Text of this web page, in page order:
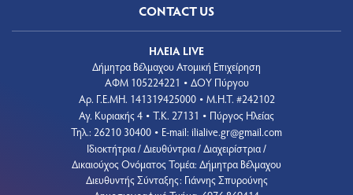
CONTACT US
ΗΛΕΙΑ LIVE
Δήμητρα Βέλμαχου Ατομική Επιχείρηση
ΑΦΜ 105224221 • ΔΟΥ Πύργου
Aρ. Γ.Ε.ΜΗ. 141319425000 • Μ.Η.Τ. #242102
Αγ. Κυριακής 4 • Τ.Κ. 27131 • Πύργος Ηλείας
Τηλ.: 26210 30400 • E-mail: ilialive.gr@gmail.com
Ιδιοκτήτρια / Διευθύντρια / Διαχειρίστρια /
Δικαιούχος Ονόματος Τομέα: Δήμητρα Βέλμαχου
Διευθυντής Σύνταξης: Γιάννης Σπυρούνης